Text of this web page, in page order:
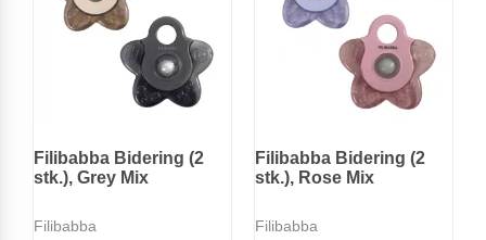
Filibabba Bidering (2
stk.), Grey Mix
Filibabba
Filibabba Bidering (2
stk.), Rose Mix
Filibabba